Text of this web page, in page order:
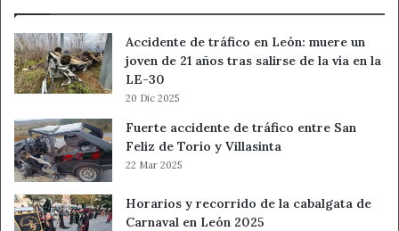
Accidente de tráfico en León: muere un
joven de 21 años tras salirse de la vía en la
LE-30
20 Dic 2025
Fuerte accidente de tráfico entre San
Feliz de Torío y Villasinta
22 Mar 2025
Horarios y recorrido de la cabalgata de
Carnaval en León 2025